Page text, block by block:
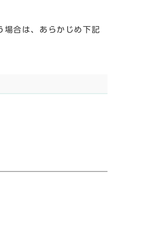
場合は、あらかじめ下記